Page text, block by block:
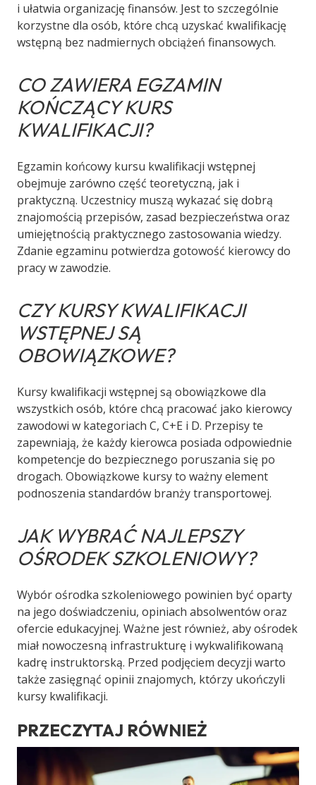
i ułatwia organizację finansów. Jest to szczególnie
korzystne dla osób, które chcą uzyskać kwalifikację
wstępną bez nadmiernych obciążeń finansowych.
CO ZAWIERA EGZAMIN
KOŃCZĄCY KURS
KWALIFIKACJI?
Egzamin końcowy kursu kwalifikacji wstępnej
obejmuje zarówno część teoretyczną, jak i
praktyczną. Uczestnicy muszą wykazać się dobrą
znajomością przepisów, zasad bezpieczeństwa oraz
umiejętnością praktycznego zastosowania wiedzy.
Zdanie egzaminu potwierdza gotowość kierowcy do
pracy w zawodzie.
CZY KURSY KWALIFIKACJI
WSTĘPNEJ SĄ
OBOWIĄZKOWE?
Kursy kwalifikacji wstępnej są obowiązkowe dla
wszystkich osób, które chcą pracować jako kierowcy
zawodowi w kategoriach C, C+E i D. Przepisy te
zapewniają, że każdy kierowca posiada odpowiednie
kompetencje do bezpiecznego poruszania się po
drogach. Obowiązkowe kursy to ważny element
podnoszenia standardów branży transportowej.
JAK WYBRAĆ NAJLEPSZY
OŚRODEK SZKOLENIOWY?
Wybór ośrodka szkoleniowego powinien być oparty
na jego doświadczeniu, opiniach absolwentów oraz
ofercie edukacyjnej. Ważne jest również, aby ośrodek
miał nowoczesną infrastrukturę i wykwalifikowaną
kadrę instruktorską. Przed podjęciem decyzji warto
także zasięgnąć opinii znajomych, którzy ukończyli
kursy kwalifikacji.
PRZECZYTAJ RÓWNIEŻ